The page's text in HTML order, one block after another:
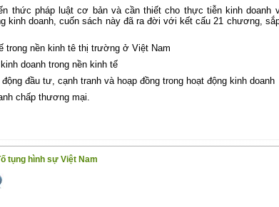
thức pháp luật cơ bản và cần thiết cho thực tiễn kinh doanh
kinh doanh, cuốn sách này đã ra đời với kết cấu 21 chương,
trong nền kinh tê thị trường ở Việt Nam
doanh trong nền kinh tế
đầu tư, cạnh tranh và hoạp đồng trong hoạt động kinh doanh
chấp thương mại.
tụng hình sự Việt Nam